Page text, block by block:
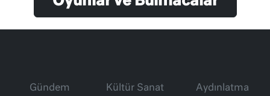
Gündem
Kültür Sanat
Aydınlatma